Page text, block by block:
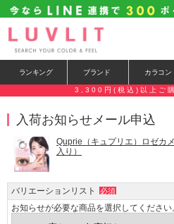
ランキング ブランド カラコン
3,300円(税込)以上ご
入荷お知らせメール申込
Quprie（キュプリエ）ロゼカ
入り）
バリエーションリスト 必須
お知らせが必要な商品を選択してください